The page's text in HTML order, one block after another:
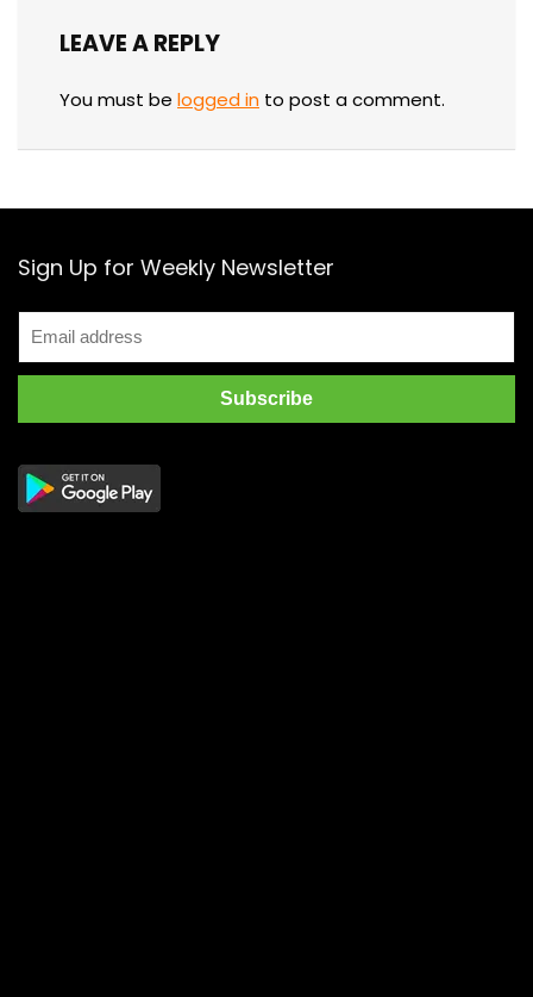
LEAVE A REPLY
You must be logged in to post a comment.
Sign Up for Weekly Newsletter